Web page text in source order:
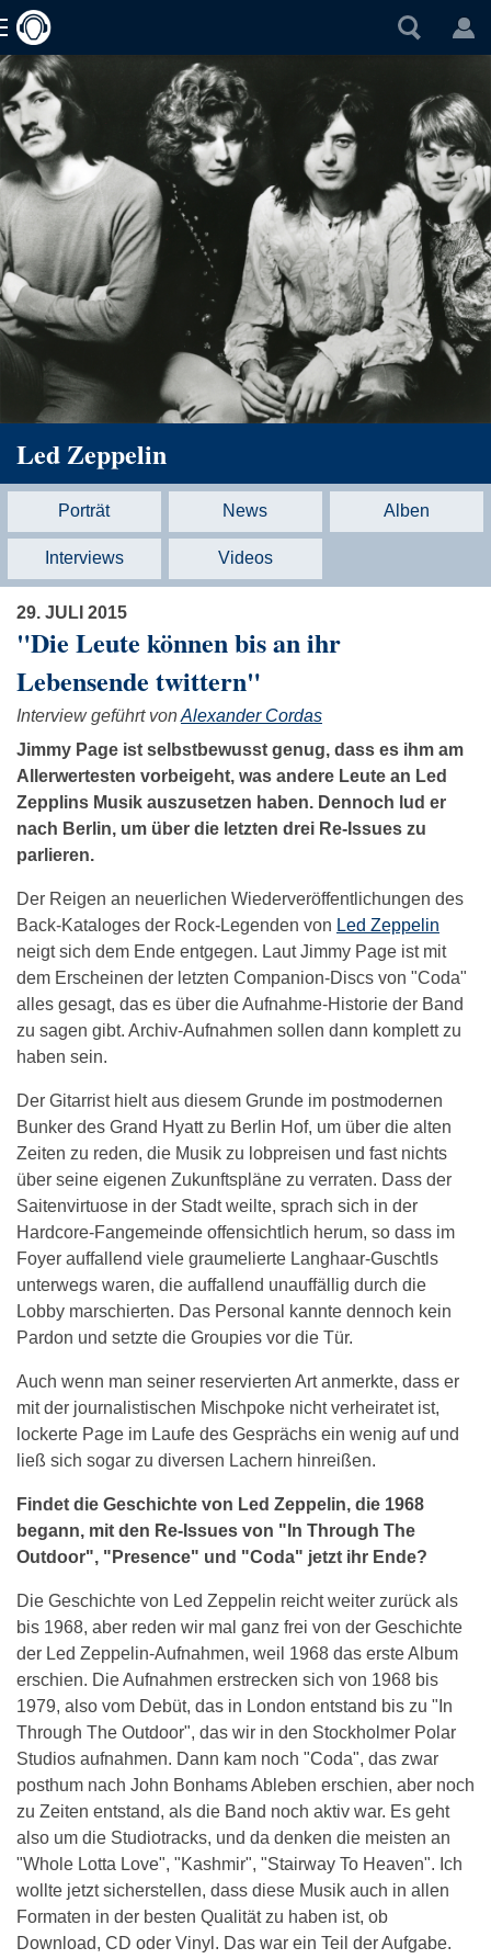
Led Zeppelin
Porträt News Alben
Interviews Videos
29. JULI 2015
"Die Leute können bis an ihr
Lebensende twittern"
Interview geführt vonAlexander Cordas
Jimmy Page ist selbstbewusst genug, dass es ihm am
Allerwertesten vorbeigeht, was andere Leute an Led
Zepplins Musik auszusetzen haben. Dennoch lud er
nach Berlin, um über die letzten drei Re-Issues zu
parlieren.
Der Reigen an neuerlichen Wiederveröffentlichungen des
Back-Kataloges der Rock-Legenden von Led Zeppelin
neigt sich dem Ende entgegen. Laut Jimmy Page ist mit
dem Erscheinen der letzten Companion-Discs von "Coda"
alles gesagt, das es über die Aufnahme-Historie der Band
zu sagen gibt. Archiv-Aufnahmen sollen dann komplett zu
haben sein.
Der Gitarrist hielt aus diesem Grunde im postmodernen
Bunker des Grand Hyatt zu Berlin Hof, um über die alten
Zeiten zu reden, die Musik zu lobpreisen und fast nichts
über seine eigenen Zukunftspläne zu verraten. Dass der
Saitenvirtuose in der Stadt weilte, sprach sich in der
Hardcore-Fangemeinde offensichtlich herum, so dass im
Foyer auffallend viele graumelierte Langhaar-Guschtls
unterwegs waren, die auffallend unauffällig durch die
Lobby marschierten. Das Personal kannte dennoch kein
Pardon und setzte die Groupies vor die Tür.
Auch wenn man seiner reservierten Art anmerkte, dass er
mit der journalistischen Mischpoke nicht verheiratet ist,
lockerte Page im Laufe des Gesprächs ein wenig auf und
ließ sich sogar zu diversen Lachern hinreißen.
Findet die Geschichte von Led Zeppelin, die 1968
begann, mit den Re-Issues von "In Through The
Outdoor", "Presence" und "Coda" jetzt ihr Ende?
Die Geschichte von Led Zeppelin reicht weiter zurück als
bis 1968, aber reden wir mal ganz frei von der Geschichte
der Led Zeppelin-Aufnahmen, weil 1968 das erste Album
erschien. Die Aufnahmen erstrecken sich von 1968 bis
1979, also vom Debüt, das in London entstand bis zu "In
Through The Outdoor", das wir in den Stockholmer Polar
Studios aufnahmen. Dann kam noch "Coda", das zwar
posthum nach John Bonhams Ableben erschien, aber noch
zu Zeiten entstand, als die Band noch aktiv war. Es geht
also um die Studiotracks, und da denken die meisten an
"Whole Lotta Love", "Kashmir", "Stairway To Heaven". Ich
wollte jetzt sicherstellen, dass diese Musik auch in allen
Formaten in der besten Qualität zu haben ist, ob
Download, CD oder Vinyl. Das war ein Teil der Aufgabe.